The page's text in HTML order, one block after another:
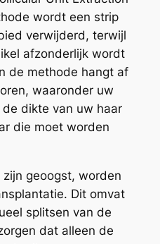
wordt een strip
verwijderd, terwijl
afzonderlijk wordt
de methode hangt af
waaronder uw
dikte van uw haar
die moet worden
geoogst, worden
Dit omvat
splitsen van de
dat alleen de